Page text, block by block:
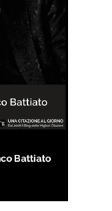
Battiato